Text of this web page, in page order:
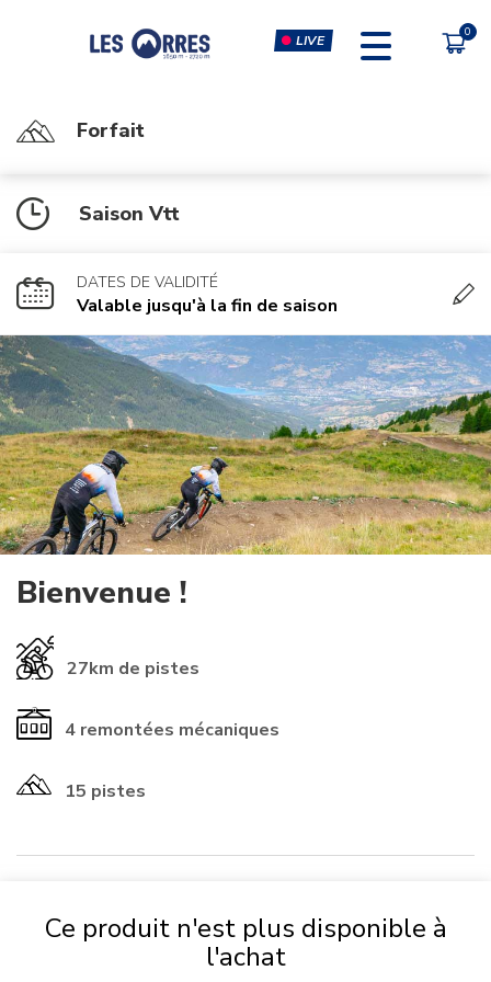
LIVE
Forfait
Saison Vtt
DATES DE VALIDITÉ
Valable jusqu'à la fin de saison
Bienvenue !
27km de pistes
4 remontées mécaniques
15 pistes
Ce produit n'est plus disponible à
l'achat
FORFAIT VTT
CHÈQUE CADEAU
ESCALADE & CLIP'N CLIMB
VIRTUELLE
COURS FITNESS
MASSAGES